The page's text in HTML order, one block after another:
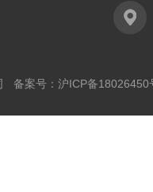
备案号： 沪ICP备18026450